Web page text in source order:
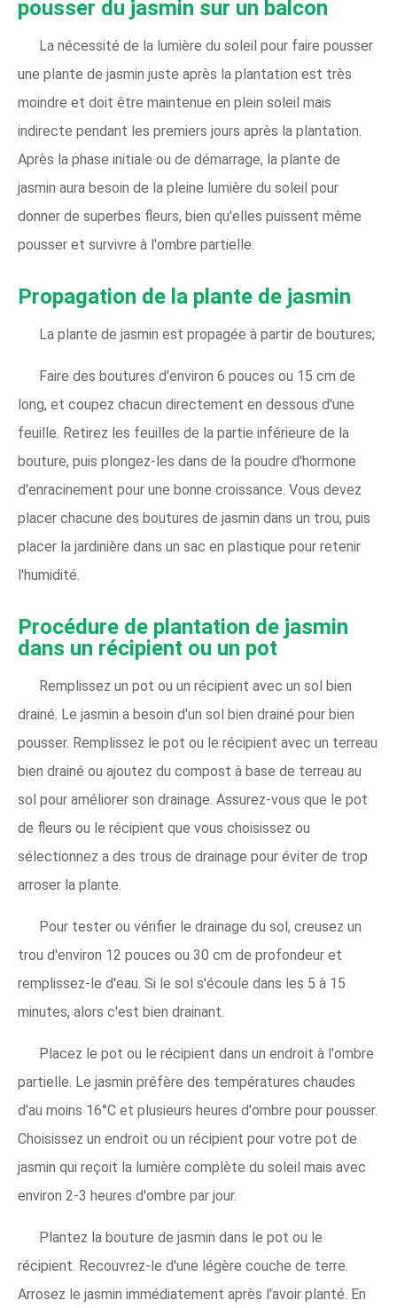
pousser du jasmin sur un balcon
La nécessité de la lumière du soleil pour faire pousser
une plante de jasmin juste après la plantation est très
moindre et doit être maintenue en plein soleil mais
indirecte pendant les premiers jours après la plantation.
Après la phase initiale ou de démarrage, la plante de
jasmin aura besoin de la pleine lumière du soleil pour
donner de superbes fleurs, bien qu'elles puissent même
pousser et survivre à l'ombre partielle.
Propagation de la plante de jasmin
La plante de jasmin est propagée à partir de boutures;
Faire des boutures d'environ 6 pouces ou 15 cm de
long, et coupez chacun directement en dessous d'une
feuille. Retirez les feuilles de la partie inférieure de la
bouture, puis plongez-les dans de la poudre d'hormone
d'enracinement pour une bonne croissance. Vous devez
placer chacune des boutures de jasmin dans un trou, puis
placer la jardinière dans un sac en plastique pour retenir
l'humidité.
Procédure de plantation de jasmin
dans un récipient ou un pot
Remplissez un pot ou un récipient avec un sol bien
drainé. Le jasmin a besoin d'un sol bien drainé pour bien
pousser. Remplissez le pot ou le récipient avec un terreau
bien drainé ou ajoutez du compost à base de terreau au
sol pour améliorer son drainage. Assurez-vous que le pot
de fleurs ou le récipient que vous choisissez ou
sélectionnez a des trous de drainage pour éviter de trop
arroser la plante.
Pour tester ou vérifier le drainage du sol, creusez un
trou d'environ 12 pouces ou 30 cm de profondeur et
remplissez-le d'eau. Si le sol s'écoule dans les 5 à 15
minutes, alors c'est bien drainant.
Placez le pot ou le récipient dans un endroit à l'ombre
partielle. Le jasmin préfère des températures chaudes
d'au moins 16°C et plusieurs heures d'ombre pour pousser.
Choisissez un endroit ou un récipient pour votre pot de
jasmin qui reçoit la lumière complète du soleil mais avec
environ 2-3 heures d'ombre par jour.
Plantez la bouture de jasmin dans le pot ou le
récipient. Recouvrez-le d'une légère couche de terre.
Arrosez le jasmin immédiatement après l'avoir planté. En